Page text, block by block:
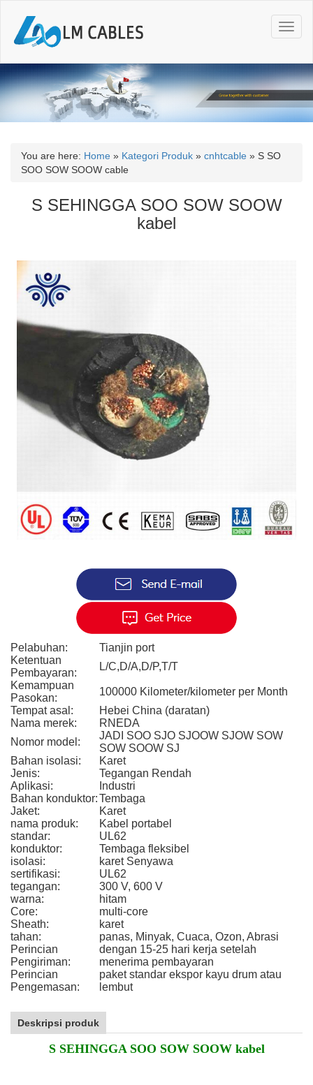
T
o
g
l
n
a
You are here: Home » Kategori Produk » cnhtcable » S SO
SOO SOW SOOW cable
S SEHINGGA SOO SOW SOOW
kabel
Pelabuhan:
Tianjin port
Ketentuan
Pembayaran:
L/C,D/A,D/P,T/T
Kemampuan
Pasokan:
100000 Kilometer/kilometer per Month
Tempat asal:
Hebei China (daratan)
Nama merek:
RNEDA
Nomor model:
JADI SOO SJO SJOOW SJOW SOW
SOW SOOW SJ
Bahan isolasi:
Karet
Jenis:
Tegangan Rendah
Aplikasi:
Industri
Bahan konduktor:Tembaga
Jaket:
Karet
nama produk:
Kabel portabel
standar:
UL62
konduktor:
Tembaga fleksibel
isolasi:
karet Senyawa
sertifikasi:
UL62
tegangan:
300 V, 600 V
warna:
hitam
Core:
multi-core
Sheath:
karet
tahan:
panas, Minyak, Cuaca, Ozon, Abrasi
Perincian
Pengiriman:
dengan 15-25 hari kerja setelah
menerima pembayaran
Perincian
Pengemasan:
paket standar ekspor kayu drum atau
lembut
Deskripsi produk
S SEHINGGA SOO SOW SOOW kabel